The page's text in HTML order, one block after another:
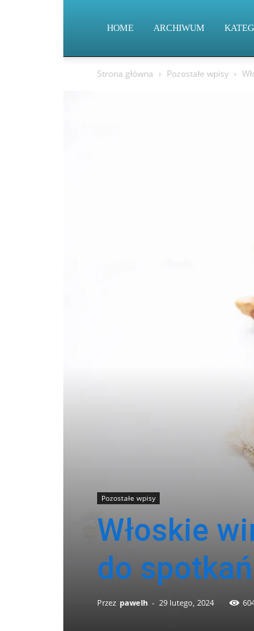
HOME ARCHIWUM
Strona główna Pozostałe wpisy
Pozostałe wpisy
Włoskie
do
Przez pawelh - 29 lutego, 2024